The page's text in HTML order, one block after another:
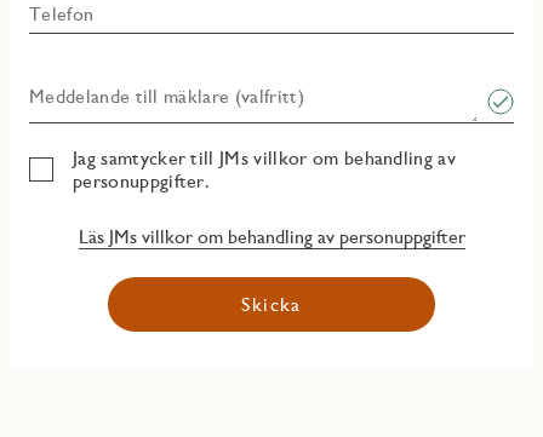
Telefon
Meddelande till mäklare (valfritt)
Jag samtycker till JMs villkor om behandling av
personuppgifter.
Läs JMs villkor om behandling av personuppgifter
Skicka